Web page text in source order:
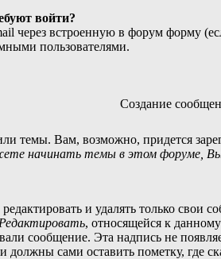
войти?
через встроенную в форум форму
пользователями.
Создание
темы. Вам, возможно, придется
начинать темы в этом форуме,
и удалять только свои
, относящейся к
сообщение. Эта надпись не
сами оставить пометку, где